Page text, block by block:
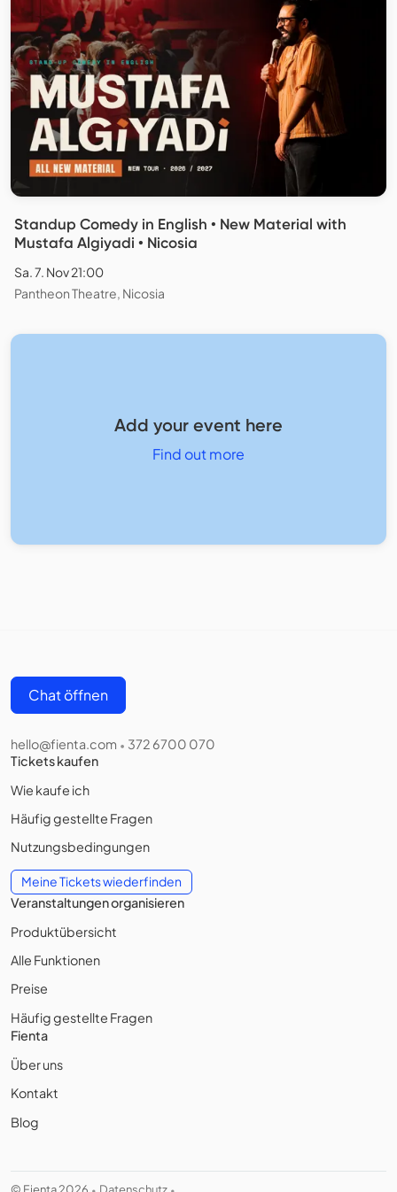
Standup Comedy in English • New Material with
Mustafa Algiyadi • Nicosia
Sa. 7. Nov 21:00
Pantheon Theatre, Nicosia
Add your event here
Find out more
Chat öffnen
hello@fienta.com • 372 6700 070
Tickets kaufen
Wie kaufe ich
Häufig gestellte Fragen
Nutzungsbedingungen
Meine Tickets wiederfinden
Veranstaltungen organisieren
Produktübersicht
Alle Funktionen
Preise
Häufig gestellte Fragen
Fienta
Über uns
Kontakt
Blog